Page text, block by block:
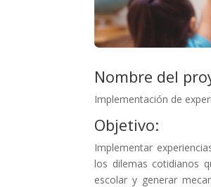
Nombre del
Implementación de
Objetivo:
Implementar
los dilemas cotidianos
escolar y generar